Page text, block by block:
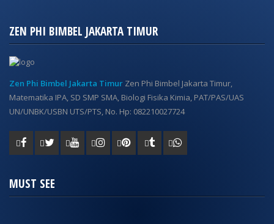
ZEN PHI BIMBEL JAKARTA TIMUR
Zen Phi Bimbel Jakarta Timur Zen Phi Bimbel Jakarta Timur,
Matematika IPA, SD SMP SMA, Biologi Fisika Kimia, PAT/PAS/UAS
UN/UNBK/USBN UTS/PTS, No. Hp: 082210027724
MUST SEE